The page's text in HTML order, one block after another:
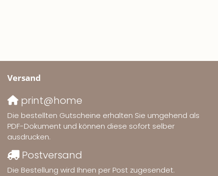
Versand
print@home
Die bestellten Gutscheine erhalten Sie umgehend als
PDF-Dokument und können diese sofort selber
ausdrucken.
Postversand
Die Bestellung wird Ihnen per Post zugesendet.